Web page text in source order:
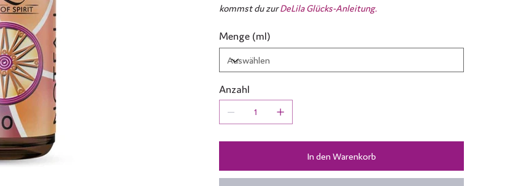
kommst du zurDeLila Glücks-Anleitung.
Menge (ml)
Anzahl
In den Warenkorb